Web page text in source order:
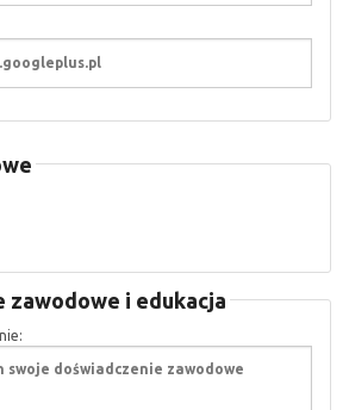
zawodowe i edukacja